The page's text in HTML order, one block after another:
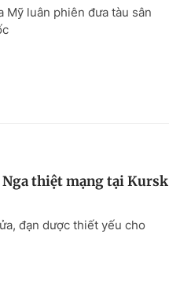
Mỹ luân phiên đưa tàu sân
Nga thiệt mạng tại Kursk
đạn dược thiết yếu cho